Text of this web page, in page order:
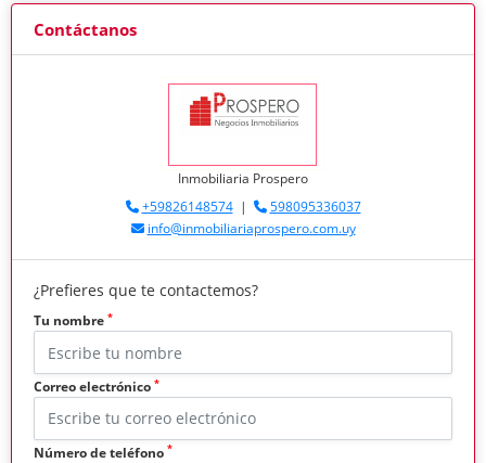
Contáctanos
Inmobiliaria Prospero
+59826148574|
598095336037
info@inmobiliariaprospero.com.uy
¿Prefieres que te contactemos?
Tu nombre *
Correo electrónico *
Número de teléfono *